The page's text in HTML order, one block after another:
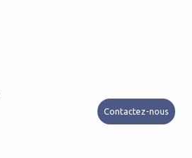
Contactez-nous